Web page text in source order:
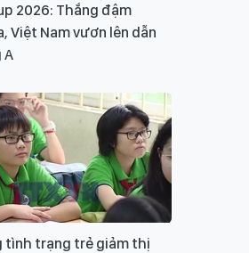
2026: Thắng đậm
Việt Nam vươn lên dẫn
A
tình trạng trẻ giảm thị